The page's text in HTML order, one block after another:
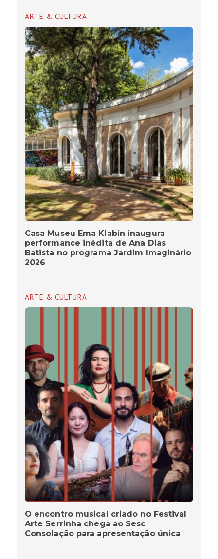
ARTE & CULTURA
Casa Museu Ema Klabin inaugura
performance inédita de Ana Dias
Batista no programa Jardim Imaginário
2026
ARTE & CULTURA
O encontro musical criado no Festival
Arte Serrinha chega ao Sesc
Consolação para apresentação única